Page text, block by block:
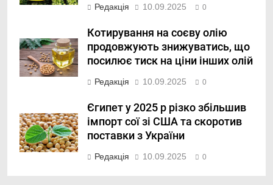
Редакція 10.09.2025 0
Котирування на соєву олію
продовжують знижуватись, що
посилює тиск на ціни інших олій
Редакція 10.09.2025 0
Єгипет у 2025 р різко збільшив
імпорт сої зі США та скоротив
поставки з України
Редакція 10.09.2025 0